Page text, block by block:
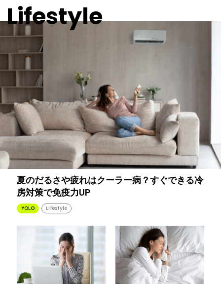
Lifestyle
夏のだるさや疲れはクーラー病？すぐできる冷
房対策で免疫力UP
YOLO Lifestyle